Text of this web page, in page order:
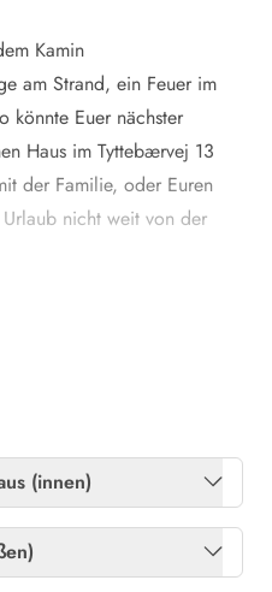
Kamin
am Strand, ein Feuer im
könnte Euer nächster
Haus im Tyttebærvej 13
der Familie, oder Euren
nicht weit von der
gekocht. Habt Ihr schon
gemeinsamen
Fenster habt Ihr von
die Natur. Jeder findet hier
einem spannenden Buch
dem warmen Kamin zurück
(innen)
Ja